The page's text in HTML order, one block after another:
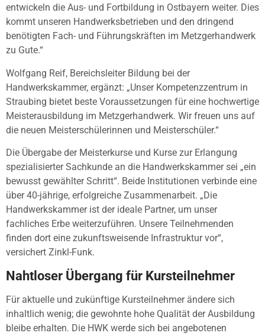
entwickeln die Aus- und Fortbildung in Ostbayern weiter. Dies
kommt unseren Handwerksbetrieben und den dringend
benötigten Fach- und Führungskräften im Metzgerhandwerk
zu Gute.“
Wolfgang Reif, Bereichsleiter Bildung bei der
Handwerkskammer, ergänzt: „Unser Kompetenzzentrum in
Straubing bietet beste Voraussetzungen für eine hochwertige
Meisterausbildung im Metzgerhandwerk. Wir freuen uns auf
die neuen Meisterschülerinnen und Meisterschüler.“
Die Übergabe der Meisterkurse und Kurse zur Erlangung
spezialisierter Sachkunde an die Handwerkskammer sei „ein
bewusst gewählter Schritt“. Beide Institutionen verbinde eine
über 40-jährige, erfolgreiche Zusammenarbeit. „Die
Handwerkskammer ist der ideale Partner, um unser
fachliches Erbe weiterzuführen. Unsere Teilnehmenden
finden dort eine zukunftsweisende Infrastruktur vor“,
versichert Zinkl-Funk.
Nahtloser Übergang für Kursteilnehmer
Für aktuelle und zukünftige Kursteilnehmer ändere sich
inhaltlich wenig; die gewohnte hohe Qualität der Ausbildung
bleibe erhalten. Die HWK werde sich bei angebotenen